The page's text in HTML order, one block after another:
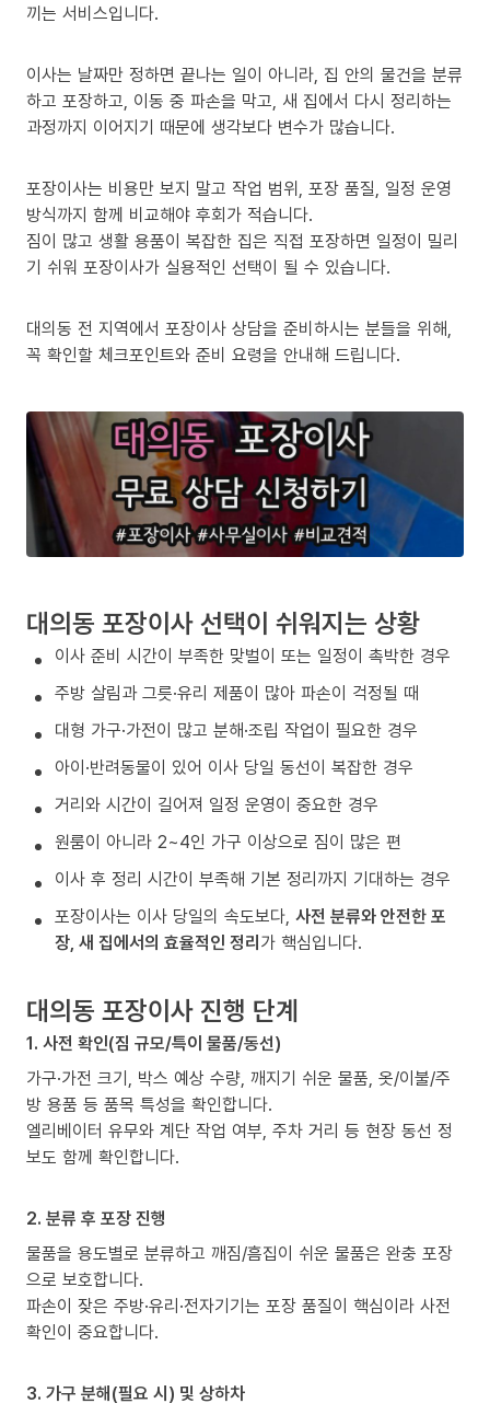
끼는 서비스입니다.
이사는 날짜만 정하면 끝나는 일이 아니라, 집 안의 물건을 분류
하고 포장하고, 이동 중 파손을 막고, 새 집에서 다시 정리하는
과정까지 이어지기 때문에 생각보다 변수가 많습니다.
포장이사는 비용만 보지 말고 작업 범위, 포장 품질, 일정 운영
방식까지 함께 비교해야 후회가 적습니다.
짐이 많고 생활 용품이 복잡한 집은 직접 포장하면 일정이 밀리
기 쉬워 포장이사가 실용적인 선택이 될 수 있습니다.
대의동 전 지역에서 포장이사 상담을 준비하시는 분들을 위해,
꼭 확인할 체크포인트와 준비 요령을 안내해 드립니다.
대의동 포장이사 선택이 쉬워지는 상황
이사 준비 시간이 부족한 맞벌이 또는 일정이 촉박한 경우
주방 살림과 그릇·유리 제품이 많아 파손이 걱정될 때
대형 가구·가전이 많고 분해·조립 작업이 필요한 경우
아이·반려동물이 있어 이사 당일 동선이 복잡한 경우
거리와 시간이 길어져 일정 운영이 중요한 경우
원룸이 아니라 2~4인 가구 이상으로 짐이 많은 편
이사 후 정리 시간이 부족해 기본 정리까지 기대하는 경우
포장이사는 이사 당일의 속도보다, 사전 분류와 안전한 포
장, 새 집에서의 효율적인 정리가 핵심입니다.
대의동 포장이사 진행 단계
1. 사전 확인(짐 규모/특이 물품/동선)
가구·가전 크기, 박스 예상 수량, 깨지기 쉬운 물품, 옷/이불/주
방 용품 등 품목 특성을 확인합니다.
엘리베이터 유무와 계단 작업 여부, 주차 거리 등 현장 동선 정
보도 함께 확인합니다.
2. 분류 후 포장 진행
물품을 용도별로 분류하고 깨짐/흠집이 쉬운 물품은 완충 포장
으로 보호합니다.
파손이 잦은 주방·유리·전자기기는 포장 품질이 핵심이라 사전
확인이 중요합니다.
3. 가구 분해(필요 시) 및 상하차